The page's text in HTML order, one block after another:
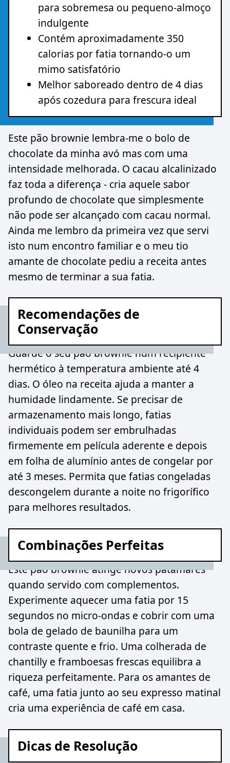
para sobremesa ou pequeno-almoço
indulgente
Contém aproximadamente 350
calorias por fatia tornando-o um
mimo satisfatório
Melhor saboreado dentro de 4 dias
após cozedura para frescura ideal
Este pão brownie lembra-me o bolo de
chocolate da minha avó mas com uma
intensidade melhorada. O cacau alcalinizado
faz toda a diferença - cria aquele sabor
profundo de chocolate que simplesmente
não pode ser alcançado com cacau normal.
Ainda me lembro da primeira vez que servi
isto num encontro familiar e o meu tio
amante de chocolate pediu a receita antes
mesmo de terminar a sua fatia.
Recomendações de
Conservação
Guarde o seu pão brownie num recipiente
hermético à temperatura ambiente até 4
dias. O óleo na receita ajuda a manter a
humidade lindamente. Se precisar de
armazenamento mais longo, fatias
individuais podem ser embrulhadas
firmemente em película aderente e depois
em folha de alumínio antes de congelar por
até 3 meses. Permita que fatias congeladas
descongelem durante a noite no frigorífico
para melhores resultados.
Combinações Perfeitas
Este pão brownie atinge novos patamares
quando servido com complementos.
Experimente aquecer uma fatia por 15
segundos no micro-ondas e cobrir com uma
bola de gelado de baunilha para um
contraste quente e frio. Uma colherada de
chantilly e framboesas frescas equilibra a
riqueza perfeitamente. Para os amantes de
café, uma fatia junto ao seu expresso matinal
cria uma experiência de café em casa.
Dicas de Resolução